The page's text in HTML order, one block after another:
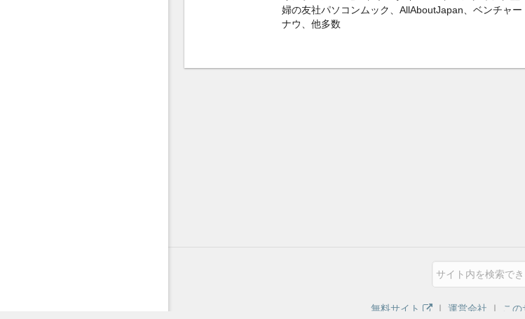
婦の友社パソコンムック、AllAboutJapan、ベンチャー
ナウ、他多数
無料サイト ｜ 運営会社 ｜ この